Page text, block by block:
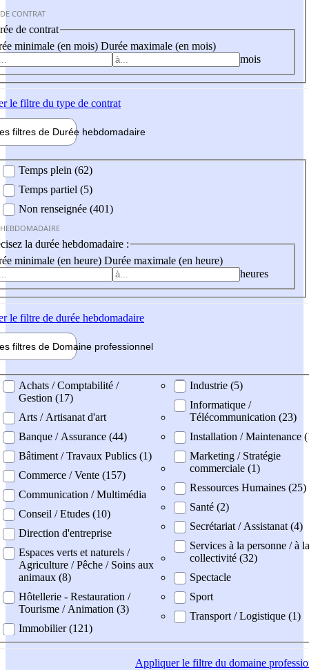
CONTRAT
de contrat
minimale (en mois) Durée maximale (en mois)
mois
le filtre du type de contrat
filtres de Durée hebdomadaire
Temps plein (62)
Temps partiel (5)
Non renseignée (401)
la durée hebdomadaire :
minimale (en heure) Durée maximale (en heure)
heures
le filtre de durée hebdomadaire
filtres de Domaine professionnel
professionel
Achats / Comptabilité /
Gestion (17)
Arts / Artisanat d'art
Banque / Assurance (44)
Bâtiment / Travaux Publics (1)
Commerce / Vente (157)
Communication / Multimédia
Conseil / Etudes (10)
Direction d'entreprise
Espaces verts et naturels /
Agriculture / Pêche / Soins aux
animaux (8)
Hôtellerie - Restauration /
Tourisme / Animation (3)
Immobilier (121)
Industrie (5)
Informatique /
Télécommunication (23)
Installation / Maintenance
Marketing / Stratégie
commerciale (1)
Ressources Humaines (25)
Santé (2)
Secrétariat / Assistanat (4)
Services à la personne / à la
collectivité (32)
Spectacle
Sport
Transport / Logistique (1)
Appliquerle filtre du domaine